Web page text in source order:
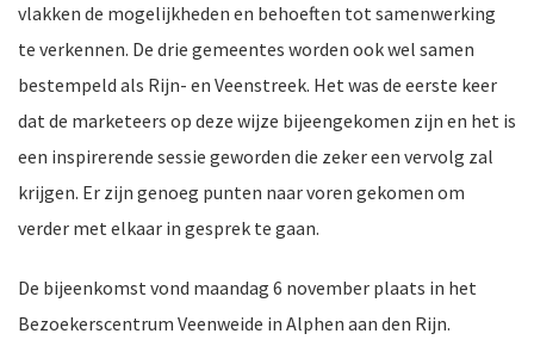
vlakken de mogelijkheden en behoeften tot samenwerking
te verkennen. De drie gemeentes worden ook wel samen
bestempeld als Rijn- en Veenstreek. Het was de eerste keer
dat de marketeers op deze wijze bijeengekomen zijn en het is
een inspirerende sessie geworden die zeker een vervolg zal
krijgen. Er zijn genoeg punten naar voren gekomen om
verder met elkaar in gesprek te gaan.
De bijeenkomst vond maandag 6 november plaats in het
Bezoekerscentrum Veenweide in Alphen aan den Rijn.